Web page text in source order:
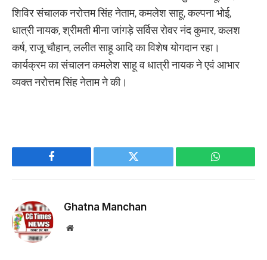
शिविर संचालक नरोत्तम सिंह नेताम, कमलेश साहू, कल्पना भोई,
धात्री नायक, श्रीमती मीना जांगड़े सर्विस रोवर नंद कुमार, कलश
कर्ष, राजू चौहान, ललीत साहू आदि का विशेष योगदान रहा।
कार्यक्रम का संचालन कमलेश साहू व धात्री नायक ने एवं आभार
व्यक्त नरोत्तम सिंह नेताम ने की।
Facebook Twitter WhatsApp
Ghatna Manchan
Website